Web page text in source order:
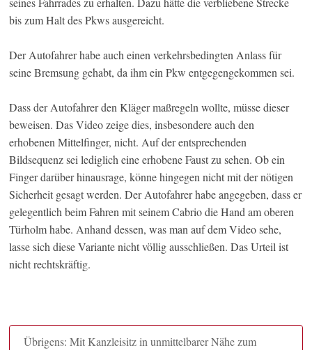
bis zum Halt des Pkws ausgereicht.
Der Autofahrer habe auch einen verkehrsbedingten Anlass für
seine Bremsung gehabt, da ihm ein Pkw entgegengekommen sei.
Dass der Autofahrer den Kläger maßregeln wollte, müsse dieser
beweisen. Das Video zeige dies, insbesondere auch den
erhobenen Mittelfinger, nicht. Auf der entsprechenden
Bildsequenz sei lediglich eine erhobene Faust zu sehen. Ob ein
Finger darüber hinausrage, könne hingegen nicht mit der nötigen
Sicherheit gesagt werden. Der Autofahrer habe angegeben, dass er
gelegentlich beim Fahren mit seinem Cabrio die Hand am oberen
Türholm habe. Anhand dessen, was man auf dem Video sehe,
lasse sich diese Variante nicht völlig ausschließen. Das Urteil ist
nicht rechtskräftig.
Übrigens: Mit Kanzleisitz in unmittelbarer Nähe zum